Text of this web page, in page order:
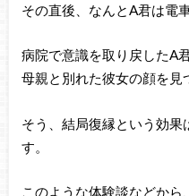
その直後、なんとA君は電
病院で意識を取り戻したA
母親と別れた彼女の顔を見
そう、結局復縁という効
す。
このような体験談などから